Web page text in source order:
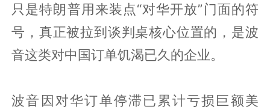
只是特朗普用来装点“对华开放”门面的符
号，真正被拉到谈判桌核心位置的，是波
音这类对中国订单饥渴已久的企业。
波音因对华订单停滞已累计亏损巨额美